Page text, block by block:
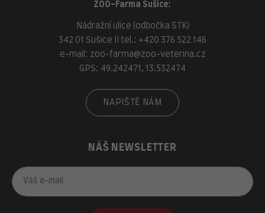
ZOO-Farma Sušice:
Nádražní ulice (odbočka STK)
342 01 Sušice II tel.: +420 376 522 146
e-mail: zoo-farma@zoo-veterina.cz
GPS: 49.242471, 13.532474
NAPIŠTĚ NÁM
NÁŠ NEWSLETTER